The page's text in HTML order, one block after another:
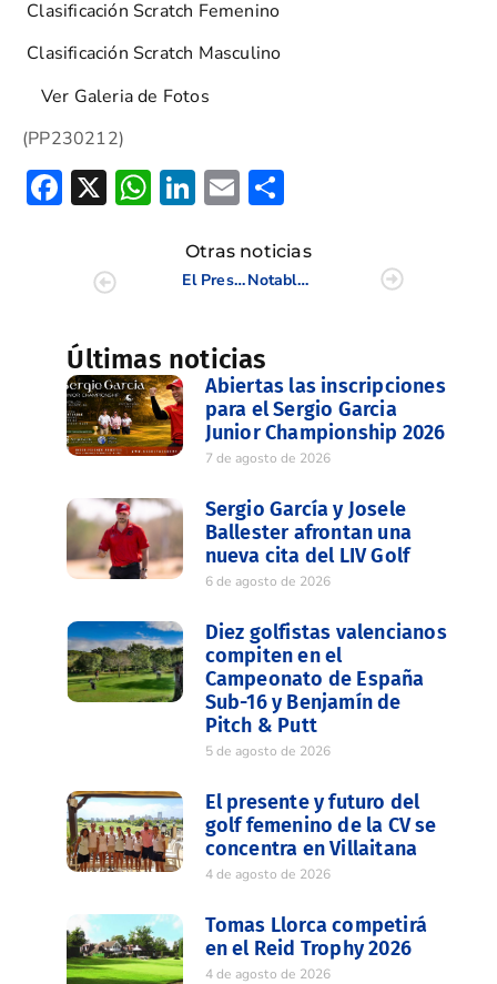
Clasificación Scratch Femenino
Clasificación Scratch Masculino
Ver Galeria de Fotos
(PP230212)
Facebook
X WhatsApp
LinkedIn
Email
Otras noticias
El Presidente de la FGCV, Andrés M. Torrubia, presente en los «Importantes 2011»
Notable actuación de Marta Pérez Sanmartín en los Puntuables Nacionales
Últimas noticias
Abiertas las inscripciones
para el Sergio Garcia
Junior Championship 2026
7 de agosto de 2026
Sergio García y Josele
Ballester afrontan una
nueva cita del LIV Golf
6 de agosto de 2026
Diez golfistas valencianos
compiten en el
Campeonato de España
Sub-16 y Benjamín de
Pitch & Putt
5 de agosto de 2026
El presente y futuro del
golf femenino de la CV se
concentra en Villaitana
4 de agosto de 2026
Tomas Llorca competirá
en el Reid Trophy 2026
4 de agosto de 2026